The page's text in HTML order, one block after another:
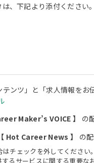
、下記より添付ください。
テンツ」と「求人情報を
Maker’s VOICE 】
の
Hot Career News 】
の
チェックを外してください。
るサービスに関する重要な